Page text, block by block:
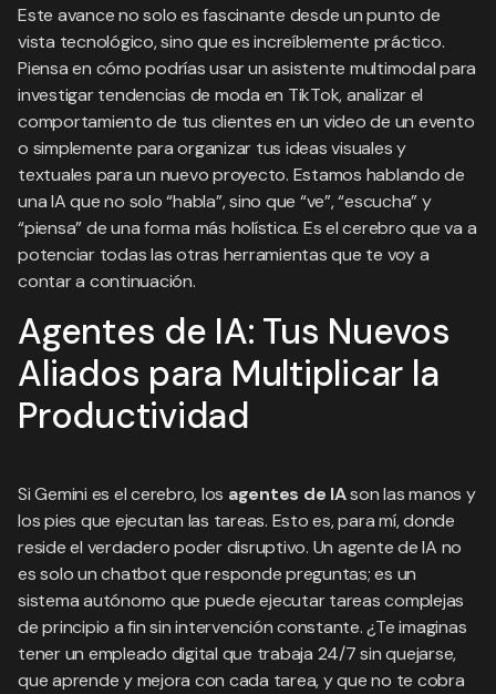
Este avance no solo es fascinante desde un punto de
vista tecnológico, sino que es increíblemente práctico.
Piensa en cómo podrías usar un asistente multimodal para
investigar tendencias de moda en TikTok, analizar el
comportamiento de tus clientes en un video de un evento
o simplemente para organizar tus ideas visuales y
textuales para un nuevo proyecto. Estamos hablando de
una IA que no solo “habla”, sino que “ve”, “escucha” y
“piensa” de una forma más holística. Es el cerebro que va a
potenciar todas las otras herramientas que te voy a
contar a continuación.
Agentes de IA: Tus Nuevos
Aliados para Multiplicar la
Productividad
Si Gemini es el cerebro, los agentes de IAson las manos y
los pies que ejecutan las tareas. Esto es, para mí, donde
reside el verdadero poder disruptivo. Un agente de IA no
es solo un chatbot que responde preguntas; es un
sistema autónomo que puede ejecutar tareas complejas
de principio a fin sin intervención constante. ¿Te imaginas
tener un empleado digital que trabaja 24/7 sin quejarse,
que aprende y mejora con cada tarea, y que no te cobra